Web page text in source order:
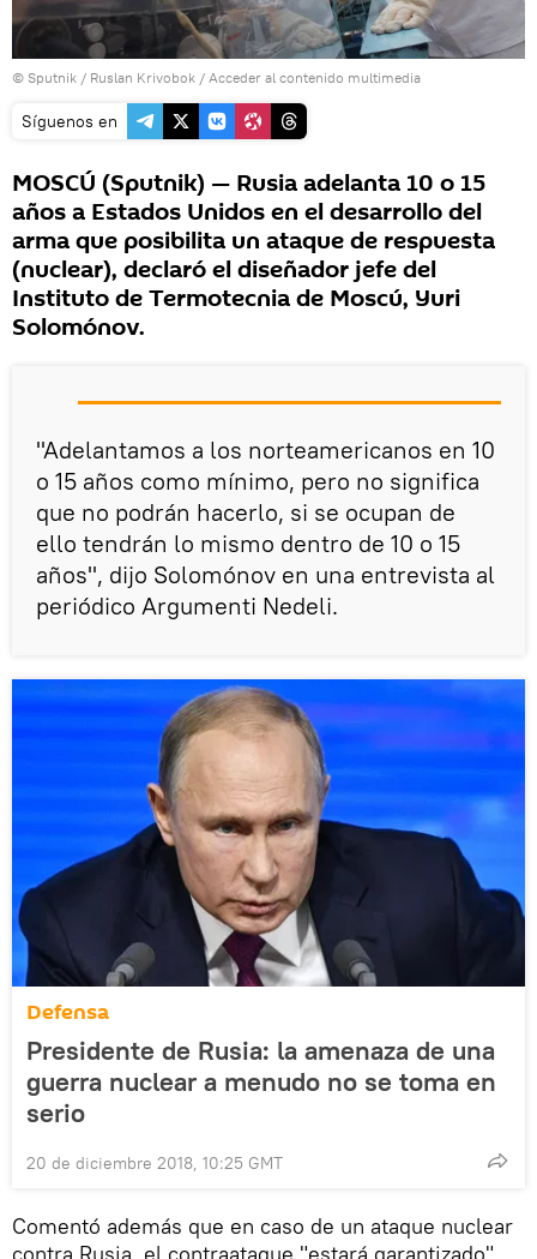
© Sputnik / Ruslan Krivobok / Acceder al contenido multimedia
Síguenos en
MOSCÚ (Sputnik) — Rusia adelanta 10 o 15
años a Estados Unidos en el desarrollo del
arma que posibilita un ataque de respuesta
(nuclear), declaró el diseñador jefe del
Instituto de Termotecnia de Moscú, Yuri
Solomónov.
"Adelantamos a los norteamericanos en 10
o 15 años como mínimo, pero no significa
que no podrán hacerlo, si se ocupan de
ello tendrán lo mismo dentro de 10 o 15
años", dijo Solomónov en una entrevista al
periódico Argumenti Nedeli.
Defensa
Presidente de Rusia: la amenaza de una
guerra nuclear a menudo no se toma en
serio
20 de diciembre 2018, 10:25 GMT
Comentó además que en caso de un ataque nuclear
contra Rusia, el contraataque "estará garantizado".